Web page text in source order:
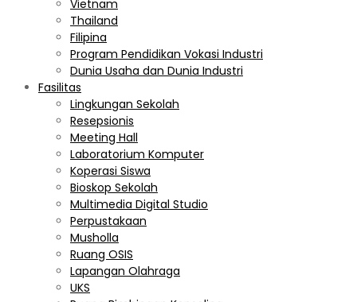
Vietnam
Thailand
Filipina
Program Pendidikan Vokasi Industri
Dunia Usaha dan Dunia Industri
Fasilitas
Lingkungan Sekolah
Resepsionis
Meeting Hall
Laboratorium Komputer
Koperasi Siswa
Bioskop Sekolah
Multimedia Digital Studio
Perpustakaan
Musholla
Ruang OSIS
Lapangan Olahraga
UKS